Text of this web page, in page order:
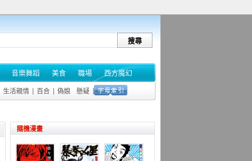
音樂舞蹈 美食 職場 西方魔幻
生活親情 百合 偽娘 懸疑
隨機漫畫